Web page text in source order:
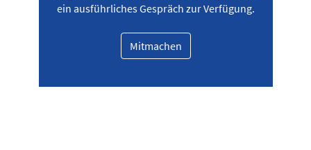
ein ausführliches Gespräch zur Verfügung.
Mitmachen